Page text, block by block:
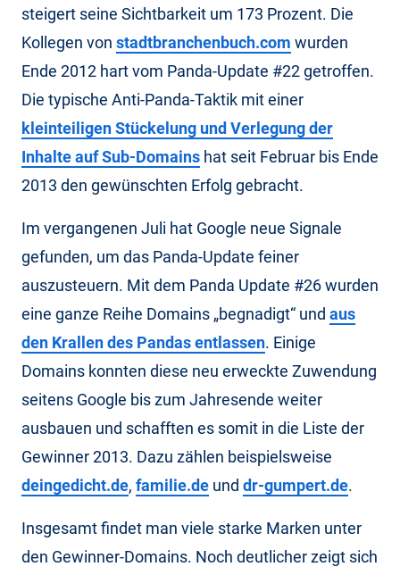
steigert seine Sichtbarkeit um 173 Prozent. Die
Kollegen von stadtbranchenbuch.com wurden
Ende 2012 hart vom Panda-Update #22 getroffen.
Die typische Anti-Panda-Taktik mit einer
kleinteiligen Stückelung und Verlegung der
Inhalte auf Sub-Domains hat seit Februar bis Ende
2013 den gewünschten Erfolg gebracht.
Im vergangenen Juli hat Google neue Signale
gefunden, um das Panda-Update feiner
auszusteuern. Mit dem Panda Update #26 wurden
eine ganze Reihe Domains „begnadigt“ und aus
den Krallen des Pandas entlassen. Einige
Domains konnten diese neu erweckte Zuwendung
seitens Google bis zum Jahresende weiter
ausbauen und schafften es somit in die Liste der
Gewinner 2013. Dazu zählen beispielsweise
deingedicht.de, familie.de und dr-gumpert.de.
Insgesamt findet man viele starke Marken unter
den Gewinner-Domains. Noch deutlicher zeigt sich